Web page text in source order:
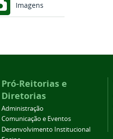
Imagens
Pró-Reitorias e
Diretorias
Administração
Comunicação e Eventos
Desenvolvimento Institucional